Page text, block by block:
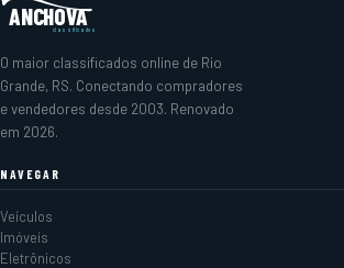
ANCHOVA
classificados
O maior classificados online de Rio
Grande, RS. Conectando compradores
e vendedores desde 2003. Renovado
em 2026.
NAVEGAR
Veículos
Imóveis
Eletrônicos